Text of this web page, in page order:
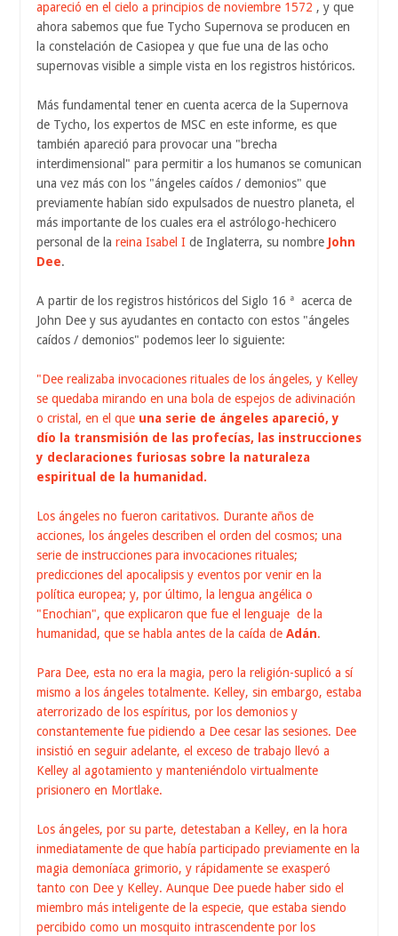
apareció en el cielo a principios de noviembre 1572 , y que
ahora sabemos que fue Tycho Supernova se producen en
la constelación de Casiopea y que fue una de las ocho
supernovas visible a simple vista en los registros históricos.
Más fundamental tener en cuenta acerca de la Supernova
de Tycho, los expertos de MSC en este informe, es que
también apareció para provocar una "brecha
interdimensional" para permitir a los humanos se comunican
una vez más con los "ángeles caídos / demonios" que
previamente habían sido expulsados ​​de nuestro planeta, el
más importante de los cuales era el astrólogo-hechicero
personal de la reina Isabel I de Inglaterra, su nombre John
Dee.
A partir de los registros históricos del Siglo 16 ª acerca de
John Dee y sus ayudantes en contacto con estos "ángeles
caídos / demonios" podemos leer lo siguiente:
"Dee realizaba invocaciones rituales de los ángeles, y Kelley
se quedaba mirando en una bola de espejos de adivinación
o cristal, en el que una serie de ángeles apareció, y
dío la transmisión de las profecías, las instrucciones
y declaraciones furiosas sobre la naturaleza
espiritual de la humanidad.
Los ángeles no fueron caritativos. Durante años de
acciones, los ángeles describen el orden del cosmos; una
serie de instrucciones para invocaciones rituales;
predicciones del apocalipsis y eventos por venir en la
política europea; y, por último, la lengua angélica o
"Enochian", que explicaron que fue el lenguaje de la
humanidad, que se habla antes de la caída de Adán.
Para Dee, esta no era la magia, pero la religión-suplicó a sí
mismo a los ángeles totalmente. Kelley, sin embargo, estaba
aterrorizado de los espíritus, por los demonios y
constantemente fue pidiendo a Dee cesar las sesiones. Dee
insistió en seguir adelante, el exceso de trabajo llevó a
Kelley al agotamiento y manteniéndolo virtualmente
prisionero en Mortlake.
Los ángeles, por su parte, detestaban a Kelley, en la hora
inmediatamente de que había participado previamente en la
magia demoníaca grimorio, y rápidamente se exasperó
tanto con Dee y Kelley. Aunque Dee puede haber sido el
miembro más inteligente de la especie, que estaba siendo
percibido como un mosquito intrascendente por los